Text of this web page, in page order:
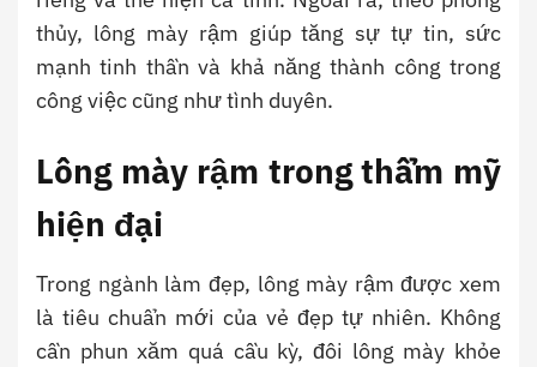
thủy, lông mày rậm giúp tăng sự tự tin, sức
mạnh tinh thần và khả năng thành công trong
công việc cũng như tình duyên.
Lông mày rậm trong thẩm mỹ
hiện đại
Trong ngành làm đẹp, lông mày rậm được xem
là tiêu chuẩn mới của vẻ đẹp tự nhiên. Không
cần phun xăm quá cầu kỳ, đôi lông mày khỏe